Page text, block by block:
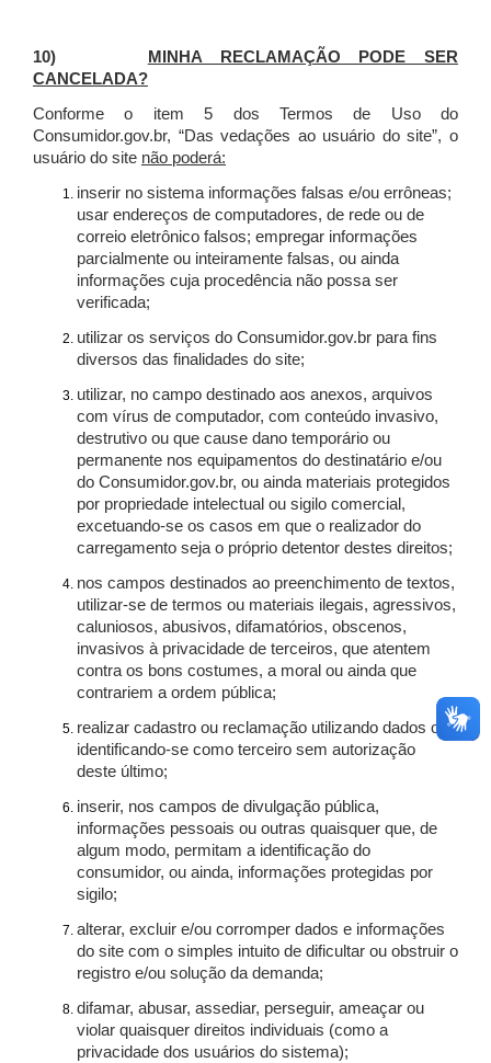
10)
MINHA RECLAMAÇÃO PODE SER
CANCELADA?
Conforme o item 5 dos Termos de Uso do
Consumidor.gov.br, “Das vedações ao usuário do site”, o
usuário do site não poderá:
inserir no sistema informações falsas e/ou errôneas;
usar endereços de computadores, de rede ou de
correio eletrônico falsos; empregar informações
parcialmente ou inteiramente falsas, ou ainda
informações cuja procedência não possa ser
verificada;
utilizar os serviços do Consumidor.gov.br para fins
diversos das finalidades do site;
utilizar, no campo destinado aos anexos, arquivos
com vírus de computador, com conteúdo invasivo,
destrutivo ou que cause dano temporário ou
permanente nos equipamentos do destinatário e/ou
do Consumidor.gov.br, ou ainda materiais protegidos
por propriedade intelectual ou sigilo comercial,
excetuando-se os casos em que o realizador do
carregamento seja o próprio detentor destes direitos;
nos campos destinados ao preenchimento de textos,
utilizar-se de termos ou materiais ilegais, agressivos,
caluniosos, abusivos, difamatórios, obscenos,
invasivos à privacidade de terceiros, que atentem
contra os bons costumes, a moral ou ainda que
contrariem a ordem pública;
realizar cadastro ou reclamação utilizando dados ou
identificando-se como terceiro sem autorização
deste último;
inserir, nos campos de divulgação pública,
informações pessoais ou outras quaisquer que, de
algum modo, permitam a identificação do
consumidor, ou ainda, informações protegidas por
sigilo;
alterar, excluir e/ou corromper dados e informações
do site com o simples intuito de dificultar ou obstruir o
registro e/ou solução da demanda;
difamar, abusar, assediar, perseguir, ameaçar ou
violar quaisquer direitos individuais (como a
privacidade dos usuários do sistema);